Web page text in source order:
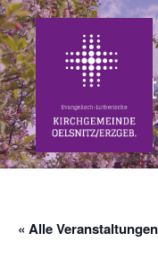
« Alle Veranstaltungen